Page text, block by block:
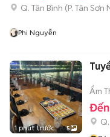
Q. Tân Bình (P. Tân Sơn
Phi Nguyễn
1 phút trước 5
Ẩm